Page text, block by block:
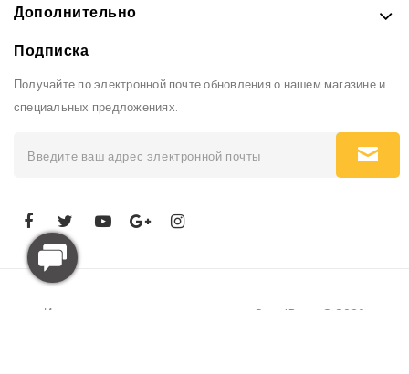
Дополнительно
Подписка
Получайте по электронной почте обновления о нашем магазине и
специальных предложениях.
Интернет-магазин рюкзаков и сумок GoodBags © 2026